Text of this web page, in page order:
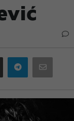
Print Telegram